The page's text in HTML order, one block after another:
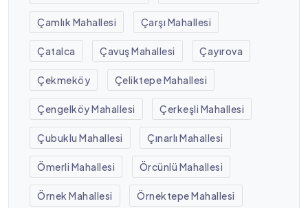
Çamlık Mahallesi Çarşı Mahallesi
Çatalca Çavuş Mahallesi Çayırova
Çekmeköy Çeliktepe Mahallesi
Çengelköy Mahallesi Çerkeşli Mahallesi
Çubuklu Mahallesi Çınarlı Mahallesi
Ömerli Mahallesi Örcünlü Mahallesi
Örnek Mahallesi Örnektepe Mahallesi